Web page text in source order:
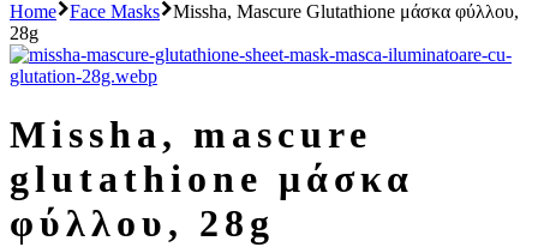
Home
Face Masks
Missha, Mascure Glutathione μάσκα φύλλου,
28g
missha, mascure
glutathione μάσκα
φύλλου, 28g